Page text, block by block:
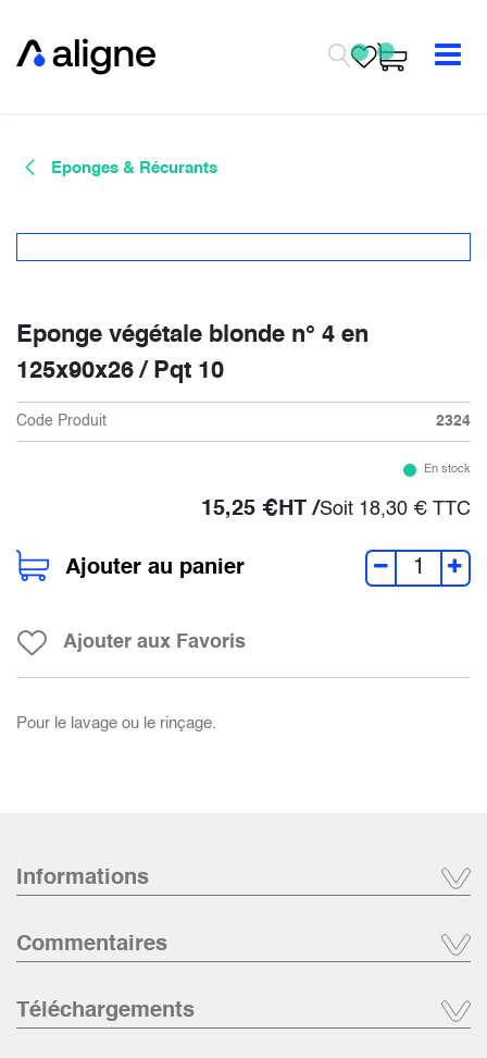
Eponges & Récurants
Eponge végétale blonde n° 4 en
125x90x26 / Pqt 10
Code Produit 2324
En stock
15,25 €HT /Soit 18,30 € TTC
Ajouter au panier
Ajouter aux Favoris
Pour le lavage ou le rinçage.
Informations
Commentaires
Téléchargements